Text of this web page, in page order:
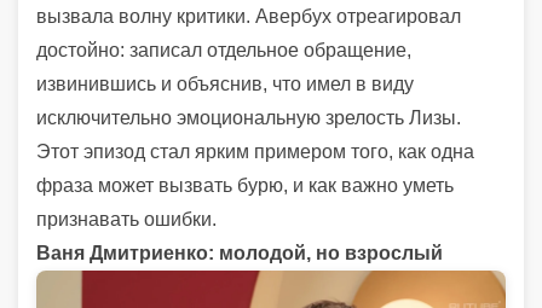
вызвала волну критики. Авербух отреагировал
достойно: записал отдельное обращение,
извинившись и объяснив, что имел в виду
исключительно эмоциональную зрелость Лизы.
Этот эпизод стал ярким примером того, как одна
фраза может вызвать бурю, и как важно уметь
признавать ошибки.
Ваня Дмитриенко: молодой, но взрослый